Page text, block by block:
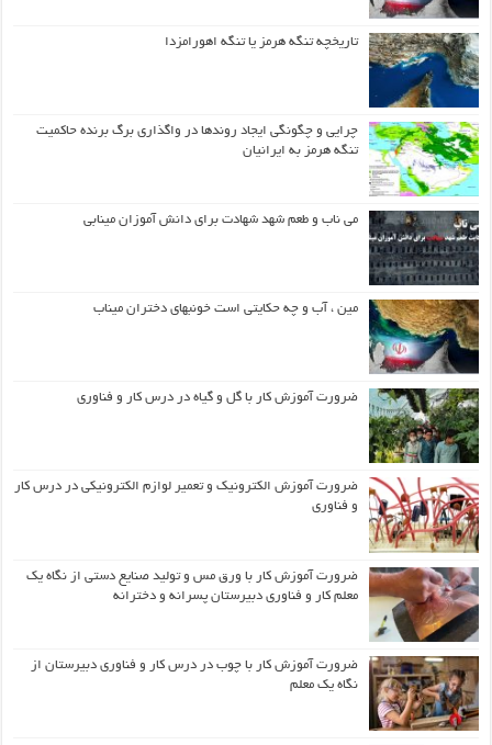
تاریخچه تنگه هرمز یا تنگه اهورامزدا
چرایی و چگونگی ایجاد روندها در واگذاری برگ برنده حاکمیت
تنگه هرمز به ایرانیان
می ناب و طعم شهد شهادت برای دانش آموزان مینابی
مین ، آب و چه حکایتی است خونبهای دختران میناب
ضرورت آموزش کار با گل و گیاه در درس کار و فناوری
ضرورت آموزش الکترونیک و تعمیر لوازم الکترونیکی در درس کار
و فناوری
ضرورت آموزش کار با ورق مس و تولید صنایع دستی از نگاه یک
معلم کار و فناوری دبیرستان پسرانه و دخترانه
ضرورت آموزش کار با چوب در درس کار و فناوری دبیرستان از
نگاه یک معلم